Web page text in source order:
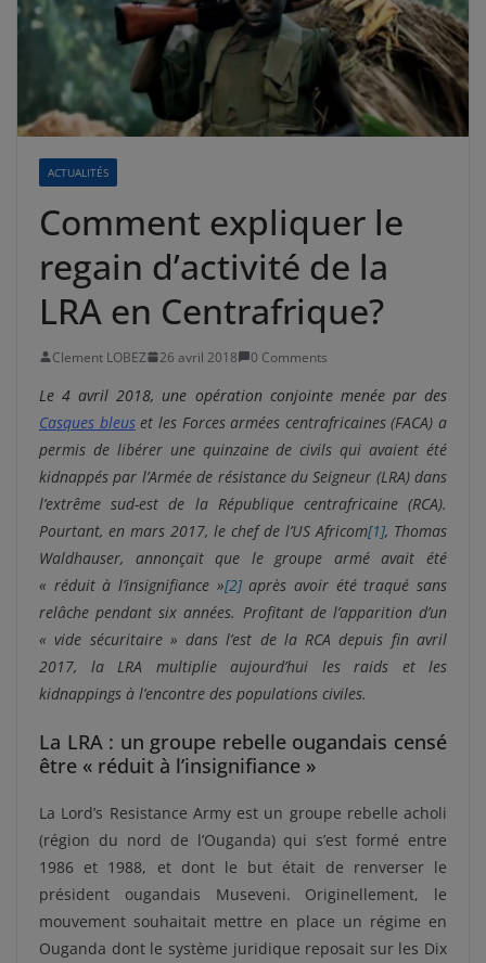
ACTUALITÉS
Comment expliquer le
regain d’activité de la
LRA en Centrafrique?
Clement LOBEZ 26 avril 2018 0 Comments
Le 4 avril 2018, une opération conjointe menée par des
Casques bleuset les Forces armées centrafricaines (FACA) a
permis de libérer une quinzaine de civils qui avaient été
kidnappés par l’Armée de résistance du Seigneur (LRA) dans
l’extrême sud-est de la République centrafricaine (RCA).
Pourtant, en mars 2017, le chef de l’US Africom[1], Thomas
Waldhauser, annonçait que le groupe armé avait été
« réduit à l’insignifiance »[2]après avoir été traqué sans
relâche pendant six années. Profitant de l’apparition d’un
« vide sécuritaire » dans l’est de la RCA depuis fin avril
2017, la LRA multiplie aujourd’hui les raids et les
kidnappings à l’encontre des populations civiles.
La LRA : un groupe rebelle ougandais censé
être « réduit à l’insignifiance »
La Lord’s Resistance Army est un groupe rebelle acholi
(région du nord de l’Ouganda) qui s’est formé entre
1986 et 1988, et dont le but était de renverser le
président ougandais Museveni. Originellement, le
mouvement souhaitait mettre en place un régime en
Ouganda dont le système juridique reposait sur les Dix